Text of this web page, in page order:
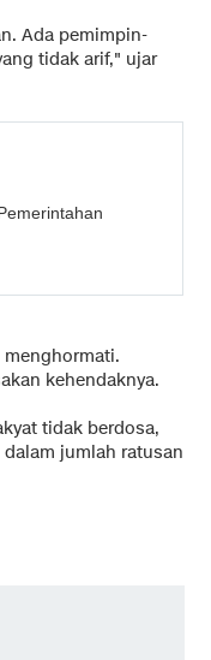
Ada pemimpin-
tidak arif," ujar
kehendaknya.
tidak berdosa,
jumlah ratusan